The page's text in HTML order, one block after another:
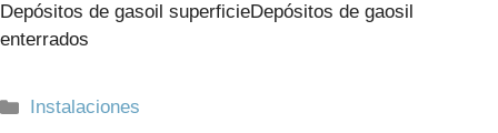
Depósitos de gasoil superficieDepósitos de gaosil
enterrados
Categorías
Instalaciones